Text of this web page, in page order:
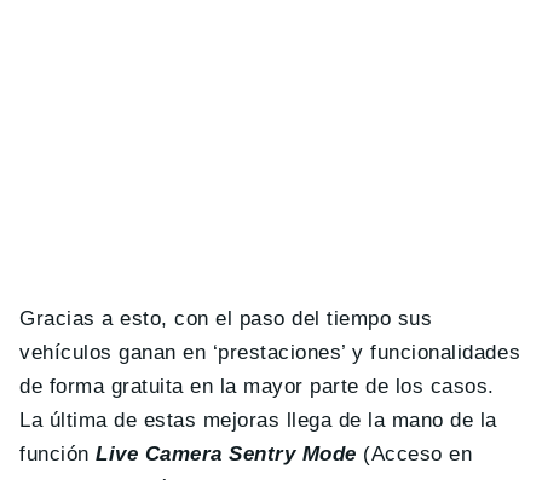
Gracias a esto, con el paso del tiempo sus
vehículos ganan en ‘prestaciones’ y funcionalidades
de forma gratuita en la mayor parte de los casos.
La última de estas mejoras llega de la mano de la
funciónLive Camera Sentry Mode (Acceso en